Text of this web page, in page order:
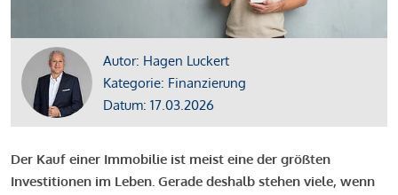
Autor: Hagen Luckert
Kategorie: Finanzierung
Datum: 17.03.2026
Der Kauf einer Immobilie ist meist eine der größten
Investitionen im Leben. Gerade deshalb stehen viele, wenn